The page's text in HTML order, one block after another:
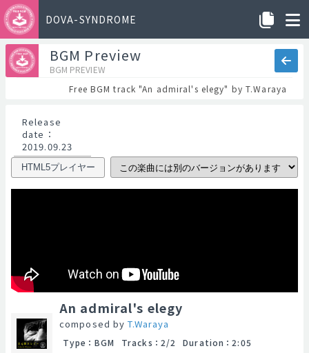
DOVA-SYNDROME
BGM Preview
BGM PREVIEW
Free BGM track "An admiral's elegy" by T.Waraya
Release
date ：
2019.09.23
HTML5プレイヤー
An admiral's elegy
composed byT.Waraya
Type ： BGM Tracks ： 2/2 Duration ： 2:05